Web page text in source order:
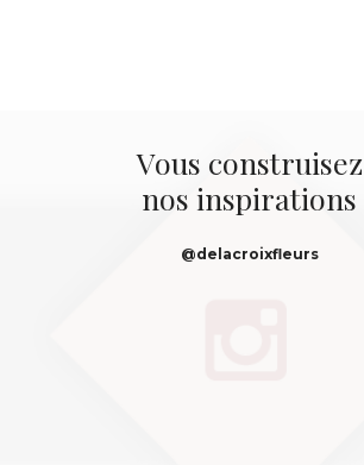
Vous construisez
nos inspirations
@delacroixfleurs